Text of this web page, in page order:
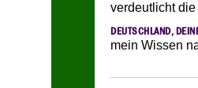
verdeutlicht
DEUTSCHLAND,
mein Wissen